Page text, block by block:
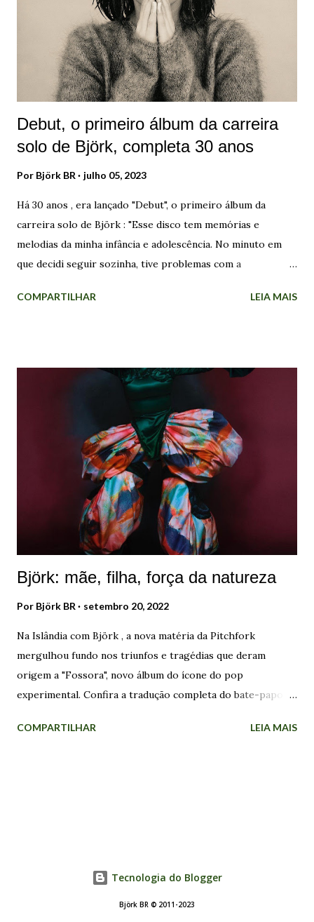
coral Hamrahlíð foi fundado em 1982 por Þorgerður
Ingólfsdóttir , que continua sendo sua maestrina até hoje.
Com muita dedicação, ela formou milhares de musicistas na
região, conquistando o respeito e a admiração de seus
conterrâneos, bem como de outras pessoas em várias
partes d...
Debut, o primeiro álbum da carreira
solo de Björk, completa 30 anos
Por Björk BR julho 05, 2023
Há 30 anos , era lançado "Debut", o primeiro álbum da
carreira solo de Björk : "Esse disco tem memórias e
melodias da minha infância e adolescência. No minuto em
que decidi seguir sozinha, tive problemas com a
Islândia, que queria lançar sua própria música para o resto
entrevista ao podcast Sonic Symbolism: "Eu só poderia
fazer isso com algum tipo de senso de humor,
transformando-o em algo como uma história de mitologia.
O álbum tem melodias e coisas que eu escrevi durante anos,
então trouxe muitas memórias desse período. Eu
funcionava muito pelo impulso e instinto". Foto: Jean-
Baptiste Mondino. Para Björk, as palavras que descrevem
"Debut" são: Tímido, iniciante, o mensageiro, humildade,
prata, mohair (ou ango...
COMPARTILHAR LEIA MAIS
Björk: mãe, filha, força da natureza
Por Björk BR setembro 20, 2022
Na Islândia com Björk , a nova matéria da Pitchfork
mergulhou fundo nos triunfos e tragédias que deram
origem a "Fossora", novo álbum do ícone do pop
experimental. Confira a tradução completa do bate-papo:
Land Rover branco, Björk conversa em um tributo sinuoso
quase demolindo um poste na estrada. De volta à pista, ela
nação. "Aquele vulcão ali", diz ela, apontando para uma
COMPARTILHAR LEIA MAIS
Tecnologia do Blogger
Björk BR © 2011-2023